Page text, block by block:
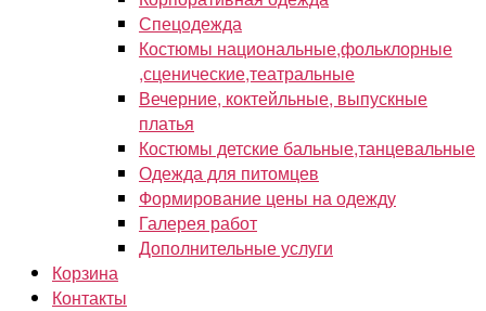
Спецодежда
Костюмы национальные,фольклорные
,сценические,театральные
Вечерние, коктейльные, выпускные
платья
Костюмы детские бальные,танцевальные
Одежда для питомцев
Формирование цены на одежду
Галерея работ
Дополнительные услуги
Корзина
Контакты